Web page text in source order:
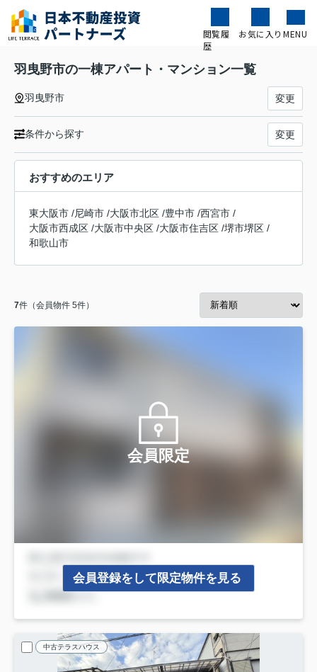
閲覧履
歴
お気に入り MENU
羽曳野市の一棟アパート・マンション一覧
羽曳野市 変更
条件から探す 変更
おすすめのエリア
東大阪市 /尼崎市 /大阪市北区 /豊中市 /西宮市 /
大阪市西成区 /大阪市中央区 /大阪市住吉区 /堺市堺区 /
和歌山市
7件（会員物件 5件）
会員限定
会員登録をして限定物件を見る
中古テラスハウス